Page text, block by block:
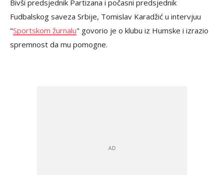
Bivši predsjednik Partizana i počasni predsjednik
Fudbalskog saveza Srbije, Tomislav Karadžić u intervjuu
"Sportskom žurnalu" govorio je o klubu iz Humske i izrazio
spremnost da mu pomogne.